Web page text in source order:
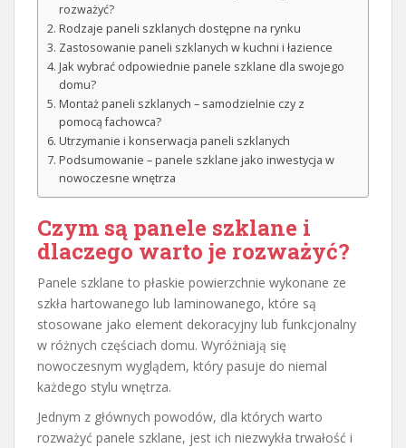
rozważyć?
Rodzaje paneli szklanych dostępne na rynku
Zastosowanie paneli szklanych w kuchni i łazience
Jak wybrać odpowiednie panele szklane dla swojego
domu?
Montaż paneli szklanych – samodzielnie czy z
pomocą fachowca?
Utrzymanie i konserwacja paneli szklanych
Podsumowanie – panele szklane jako inwestycja w
nowoczesne wnętrza
Czym są panele szklane i
dlaczego warto je rozważyć?
Panele szklane to płaskie powierzchnie wykonane ze
szkła hartowanego lub laminowanego, które są
stosowane jako element dekoracyjny lub funkcjonalny
w różnych częściach domu. Wyróżniają się
nowoczesnym wyglądem, który pasuje do niemal
każdego stylu wnętrza.
Jednym z głównych powodów, dla których warto
rozważyć panele szklane, jest ich niezwykła trwałość i